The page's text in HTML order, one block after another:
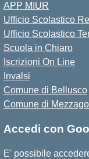
APP MIUR
Ufficio Scolastico
Ufficio Scolastico
Scuola in Chiaro
Iscrizioni On Line
Invalsi
Comune di Bellusco
Comune di Mezzago
Accedi con
E' possibile